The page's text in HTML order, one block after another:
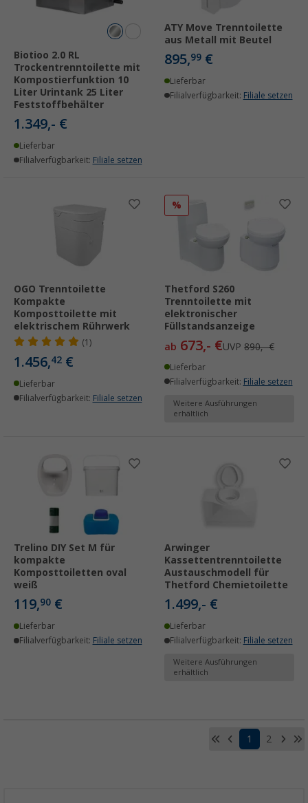
Biotioo 2.0 RL
Trockentrenntoilette mit
Kompostierfunktion 10
Liter Urintank 25 Liter
Feststoffbehälter
1.349,- €
Lieferbar
Filialverfügbarkeit: Filiale setzen
ATY Move Trenntoilette
aus Metall mit Beutel
895,99 €
Lieferbar
Filialverfügbarkeit: Filiale setzen
OGO Trenntoilette
Kompakte
Komposttoilette mit
elektrischem Rührwerk
(1)
1.456,42 €
Lieferbar
Filialverfügbarkeit: Filiale setzen
%
Thetford S260
Trenntoilette mit
elektronischer
Füllstandsanzeige
ab 673,- €UVP 890,- €
Lieferbar
Filialverfügbarkeit: Filiale setzen
Weitere Ausführungen
erhältlich
Trelino DIY Set M für
kompakte
Komposttoiletten oval
weiß
119,90 €
Lieferbar
Filialverfügbarkeit: Filiale setzen
Arwinger
Kassettentrenntoilette
Austauschmodell für
Thetford Chemietoilette
1.499,- €
Lieferbar
Filialverfügbarkeit: Filiale setzen
Weitere Ausführungen
erhältlich
1 2